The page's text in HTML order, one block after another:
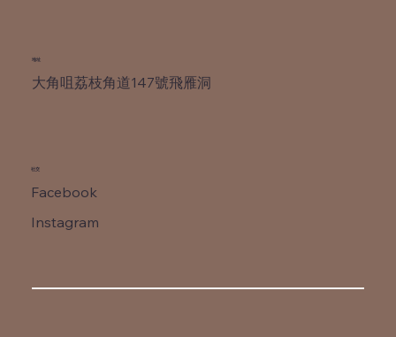
​地址
大角咀荔枝角道147號飛雁洞
社交
Facebook
Instagram